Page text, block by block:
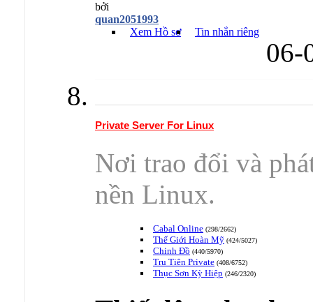
bởi
quan2051993
Xem Hồ sơ
Tin nhắn riêng
06-
Private Server For Linux
Nơi trao đổi và
nền Linux.
Cabal Online (298/2662)
Thế Giới Hoàn Mỹ (424/5027)
Chinh Đồ (440/5970)
Tru Tiên Private (408/6752)
Thục Sơn Kỳ Hiệp (246/2320)